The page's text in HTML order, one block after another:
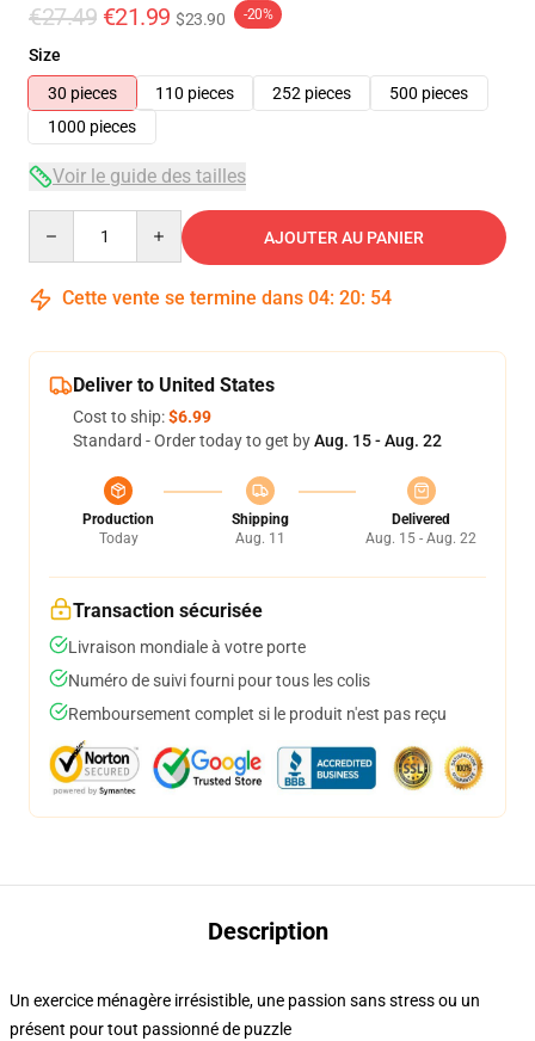
€27.49 €21.99 $23.90 -20%
Size
30 pieces
110 pieces 252 pieces
500 pieces
1000 pieces
Voir le guide des tailles
AJOUTER AU PANIER
Cette vente se termine dans 04: 20: 54
Deliver to United States
Cost to ship:$6.99
Standard - Order today to get byAug. 15 - Aug. 22
Production
Today
Shipping
Aug. 11
Delivered
Aug. 15 - Aug. 22
Transaction sécurisée
Livraison mondiale à votre porte
Numéro de suivi fourni pour tous les colis
Remboursement complet si le produit n'est pas reçu
Description
Un exercice ménagère irrésistible, une passion sans stress ou un
présent pour tout passionné de puzzle